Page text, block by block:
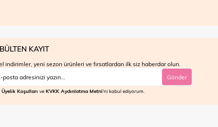
KAYIT
indirimler, yeni sezon ürünleri ve fırsatlardan ilk siz haberdar olun.
Gönder
Üyelik Koşulları ve KVKK Aydınlatma Metni'ni kabul ediyorum.